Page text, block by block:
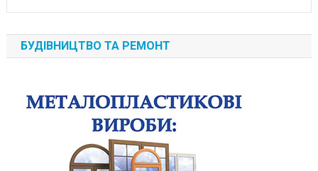
БУДІВНИЦТВО ТА РЕМОНТ